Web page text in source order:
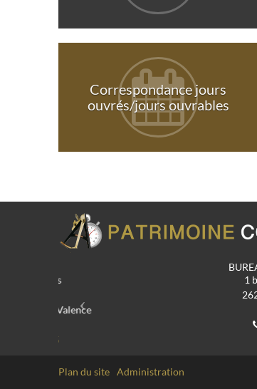
Correspondance jours
ouvrés/jours ouvrables
BUREAU DE MONTÉLIMAR
MONTELIMAR